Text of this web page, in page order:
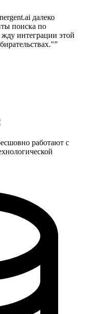
далеко
поиска по
интеграции этой
”
работают с